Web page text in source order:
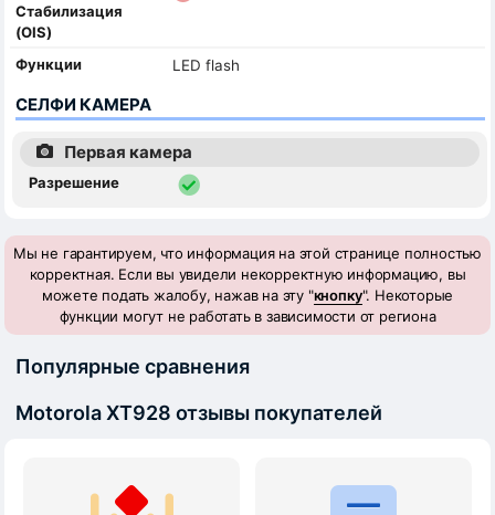
Стабилизация
(OIS)
Функции
LED flash
СЕЛФИ КАМЕРА
Первая камера
Разрешение
Мы не гарантируем, что информация на этой странице полностью
корректная. Если вы увидели некорректную информацию, вы
можете подать жалобу, нажав на эту "кнопку". Некоторые
функции могут не работать в зависимости от региона
Популярные сравнения
Motorola XT928 отзывы покупателей